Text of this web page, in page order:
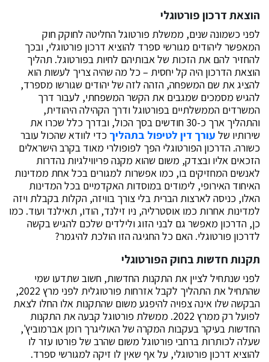
הוצאת דרכון פורטוגלי
לפני כשמונה שנים, ממשלת פורטוגל החליטה לחוקק חוק
המאפשר ליהודים מגורשי ספרד להוציא דרכון פורטוגלי, ובכך
להחזיר להם את הזכות של אבותיהם לחיות בפורטוגל. תהליך
הוצאת הדרכון היה קל יחסית – כל מה שהיה צריך לעשות הוא
להציג את שם המשפחה, הזהה לזה של יהודים שגורשו מספרד,
להגיש מסמכים שמגבים את הקשר המשפחתי, לעבור דרך
המשרדים הממשלתיים בפורטוגל ודרך הקהילה היהודית,
והתהליך ארך כ-30 חודשים בסך הכול, ובדרך כלל שכרו את
שירותיו של עורך דין לטיפול בתהליך כדי לוודא שהכול עובר
כשורה. הדרכון הפורטוגלי הפך לפופולרי מאוד בקרב הישראלים
הזכאים אליו ובצדק, משום שהוא מקנה פריווילגיות נהדרות
לאנשים המחזיקים בו, כמו אפשרות למגורים בכל אחת ממדינות
האיחוד האירופי, לימודים במוסדות האקדמיים בכל המדינות
האלו, כניסה לארצות הברית בלי צורך בוויזה, הקלות בקבלת ויזה
למדינות אחרות כמו אוסטרליה, ניו זילנד, הודו, תאילנד ועוד. כמו
כן, הדרכון מאפשר גם לבני הזוג ולילדים שלכם להגיש בקשה
לדרכון פורטוגלי. האם כל החגיגה הזו הולכת להיגמר?
תקנות חדשות בחוק הפורטוגלי
לפני שנתחיל לציין את התקנות החדשות, חשוב שתדעו שמי
שהתחיל את התהליך לקבל אזרחות פורטוגלית לפני מרץ 2022,
הבקשה שלו אינה צפויה להיפגע משום שהתקנות אלו החלו לצאת
לפועל רק ממרץ 2022. ממשלת פורטוגל קבעה את התקנות
החדשות בעיקר בעקבות המקרה של האוליגרך רומן אברמוביץ',
שעלה לכותרות ברחבי פורטוגל משום שהרב של פורטו עזר לו
להוציא דרכון פורטוגלי, על אף שאין לו זיקה למגורשי ספרד.